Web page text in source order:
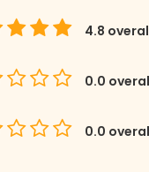
4.8
0.0
0.0